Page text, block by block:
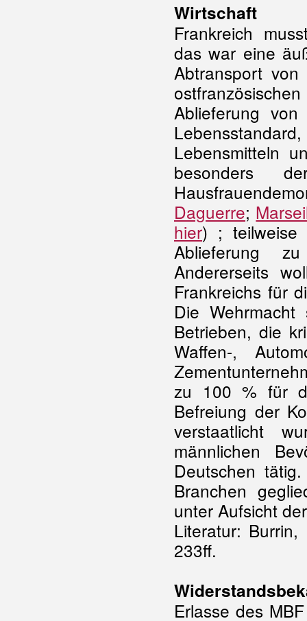
Wirtschaft
Frankreich
das war eine
Abtransport
Ablieferung
Lebensmitteln
besonders
Daguerre;
hier) ; teilweise
Ablieferung
Andererseits
Frankreichs für
Die
Betrieben, die
Waffen-,
zu 100 % für
Befreiung der
verstaatlicht
männlichen
Deutschen
Branchen
unter Aufsicht
Literatur:
233ff.
Erlasse des